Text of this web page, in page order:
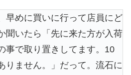
早めに買いに行って店員にど
聞いたら「先に来た方が入荷
事で取り置きしてます。10
りません。」だって。流石に